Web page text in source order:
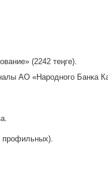
(2242 теңге).
АО «Народного Банка
профильных).